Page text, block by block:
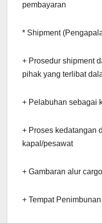
pembayaran
* Shipment
+ Prosedur shipment
pihak yang terlibat
+ Pelabuhan sebagai
+ Proses kedatangan
kapal/pesawat
+ Gambaran alur
+ Tempat